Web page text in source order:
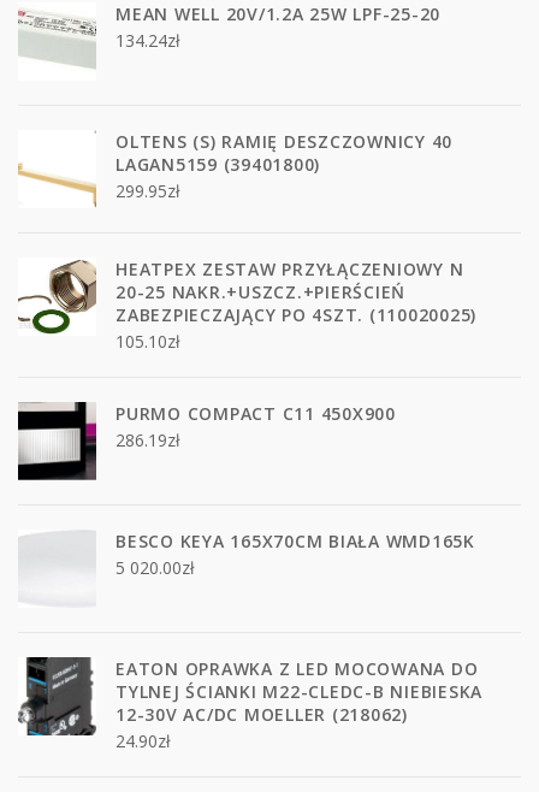
MEAN WELL 20V/1.2A 25W LPF-25-20
134.24zł
OLTENS (S) RAMIĘ DESZCZOWNICY 40
LAGAN5159 (39401800)
299.95zł
HEATPEX ZESTAW PRZYŁĄCZENIOWY N
20-25 NAKR.+USZCZ.+PIERŚCIEŃ
ZABEZPIECZAJĄCY PO 4SZT. (110020025)
105.10zł
PURMO COMPACT C11 450X900
286.19zł
BESCO KEYA 165X70CM BIAŁA WMD165K
5 020.00zł
EATON OPRAWKA Z LED MOCOWANA DO
TYLNEJ ŚCIANKI M22-CLEDC-B NIEBIESKA
12-30V AC/DC MOELLER (218062)
24.90zł